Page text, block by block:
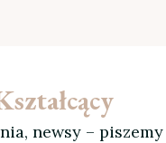
newsy –